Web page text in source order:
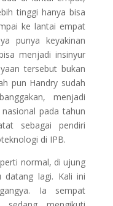
tinggi hanya bisa
ke lantai empat
punya keyakinan
menjadi insinyur
tersebut bukan
pun Handry sudah
menjadi
pada tahun
sebagai pendiri
di IPB.
normal, di ujung
datang lagi. Kali ini
Ia sempat